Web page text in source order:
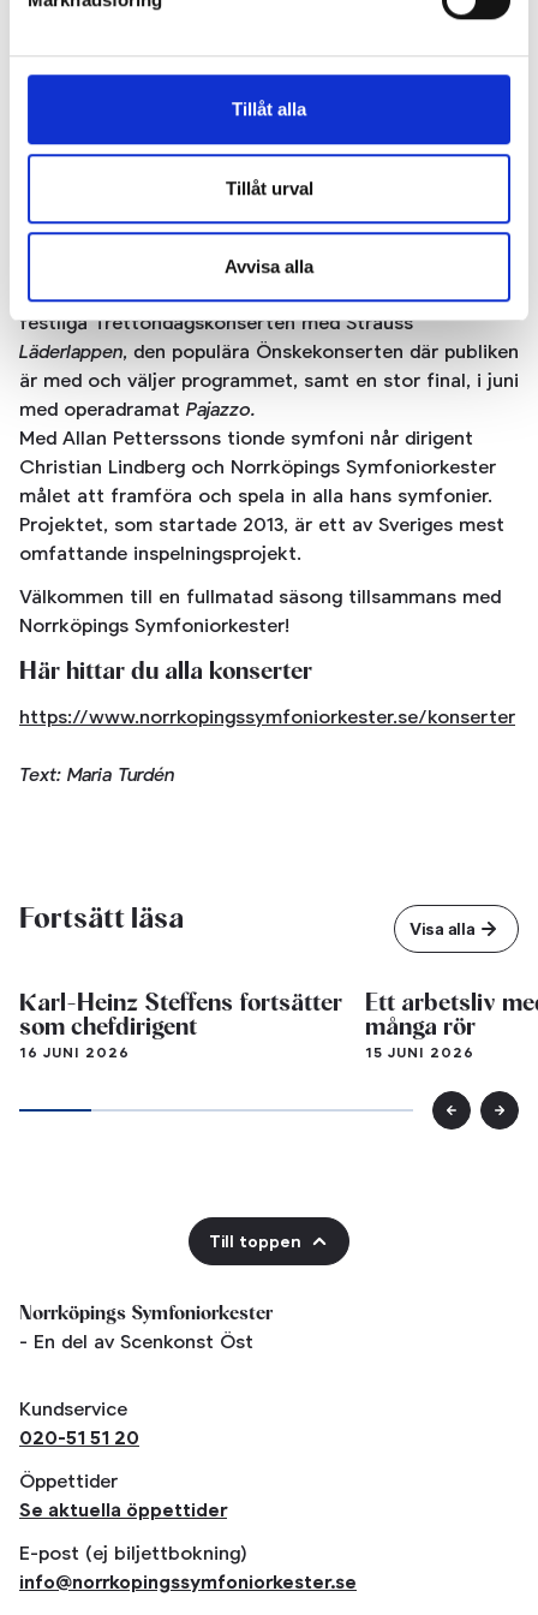
Tillåt alla
Tillåt urval
Avvisa alla
musikaliskt intresse hos varenda unge
med de konserter, lekfulla besök och
MARIA OLOFSSON, BARN OCH
Säsongen rymmer också publiksuccéer som den
festliga Trettondagskonserten med Strauss
Läderlappen, den populära Önskekonserten där publiken
är med och väljer programmet, samt en stor final, i juni
med operadramat Pajazzo.
Med Allan Petterssons tionde symfoni når dirigent
Christian Lindberg och Norrköpings Symfoniorkester
målet att framföra och spela in alla hans symfonier.
Projektet, som startade 2013, är ett av Sveriges mest
omfattande inspelningsprojekt.
Välkommen till en fullmatad säsong tillsammans med
Norrköpings Symfoniorkester!
Här hittar du alla konserter
https://www.norrkopingssymfoniorkester.se/konserter
Text: Maria Turdén
Fortsätt läsa Visa alla
Karl-Heinz Steffens fortsätter
som chefdirigent
16 JUNI 2026
Ett arbetsliv
många rör
15 JUNI 2026
Till toppen
Norrköpings Symfoniorkester
- En del av Scenkonst Öst
Kundservice
020-51 51 20
Öppettider
Se aktuella öppettider
E-post (ej biljettbokning)
info@norrkopingssymfoniorkester.se